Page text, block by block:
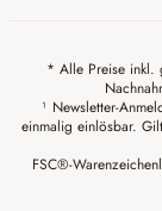
* Alle Preise inkl.
¹ Newsletter-
einmalig einlösbar.
FSC®-